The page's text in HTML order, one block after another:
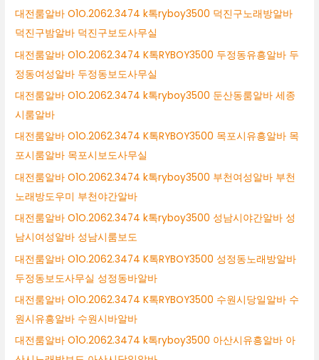
대전룸알바 O1O.2062.3474 k톡ryboy3500 덕진구노래방알바
덕진구밤알바 덕진구보도사무실
대전룸알바 O1O.2062.3474 K톡RYBOY3500 두정동유흥알바 두
정동여성알바 두정동보도사무실
대전룸알바 O1O.2062.3474 k톡ryboy3500 둔산동룸알바 세종
시룸알바
대전룸알바 O1O.2062.3474 K톡RYBOY3500 목포시유흥알바 목
포시룸알바 목포시보도사무실
대전룸알바 O1O.2062.3474 k톡ryboy3500 부천여성알바 부천
노래방도우미 부천야간알바
대전룸알바 O1O.2062.3474 k톡ryboy3500 성남시야간알바 성
남시여성알바 성남시룸보도
대전룸알바 O1O.2062.3474 K톡RYBOY3500 성정동노래방알바
두정동보도사무실 성정동바알바
대전룸알바 O1O.2062.3474 K톡RYBOY3500 수원시당일알바 수
원시유흥알바 수원시바알바
대전룸알바 O1O.2062.3474 k톡ryboy3500 아산시유흥알바 아